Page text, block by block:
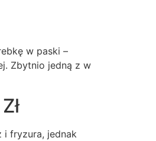
w paski –
Zbytnio jedną z w
i fryzura, jednak